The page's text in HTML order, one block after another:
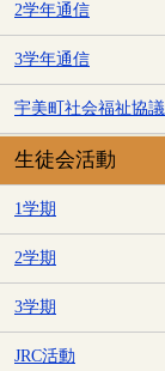
2学年通信
3学年通信
宇美町社会福祉協
生徒会活動
1学期
2学期
3学期
JRC活動